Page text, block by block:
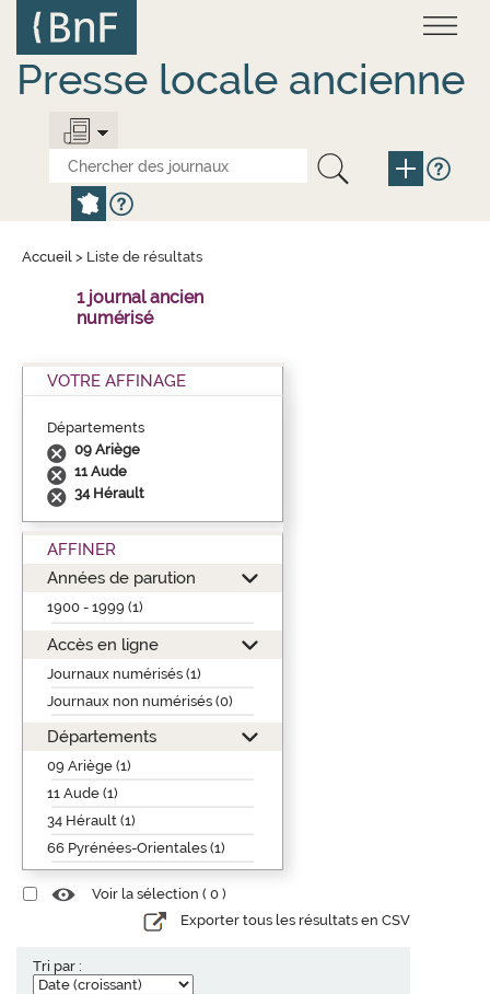
contenu
principal
Presse locale ancienne
Accueil > Liste de résultats
1 journal ancien
numérisé
VOTRE AFFINAGE
Départements
09 Ariège
11 Aude
34 Hérault
AFFINER
Années de parution
1900 - 1999 (1)
Accès en ligne
Journaux numérisés (1)
Journaux non numérisés (0)
Départements
09 Ariège (1)
11 Aude (1)
34 Hérault (1)
66 Pyrénées-Orientales (1)
Voir la sélection ( 0 )
Exporter tous les résultats en CSV
Tri par :
Panneau de gestion des cookies